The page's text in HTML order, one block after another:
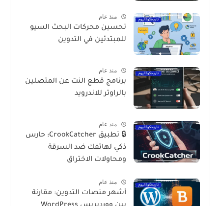
منذ عام
تحسين محركات البحث السيو
للمبتدئين في التدوين
منذ عام
برنامج قطع النت عن المتصلين
بالراوتر للاندرويد
منذ عام
🔒 تطبيق CrookCatcher: حارس
ذكي لهاتفك ضد السرقة
ومحاولات الاختراق
منذ عام
أشهر منصات التدوين: مقارنة